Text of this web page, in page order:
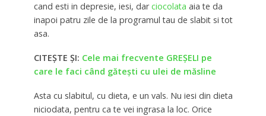
cand esti in depresie, iesi, darciocolata aia te da
inapoi patru zile de la programul tau de slabit si tot
asa.
CITEȘTE ȘI: Cele mai frecvente GREȘELI pe
care le faci când gătești cu ulei de măsline
Asta cu slabitul, cu dieta, e un vals. Nu iesi din dieta
niciodata, pentru ca te vei ingrasa la loc. Orice